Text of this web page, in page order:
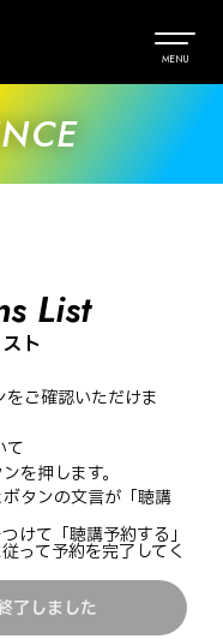
List
ト
ご確認いただけま
て
を押します。
タンの文言が「聴講
けて「聴講予約する」
って予約を完了してく
了しました